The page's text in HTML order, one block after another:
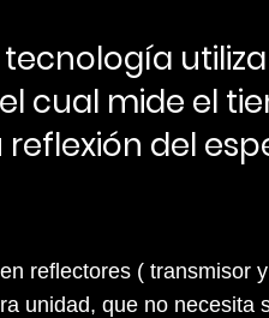
cual mide el
reflexión del
reflectores ( transmisor
unidad, que no necesita